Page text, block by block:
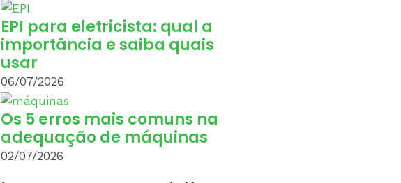
EPI para eletricista: qual a
importância e saiba quais
usar
06/07/2026
Os 5 erros mais comuns na
adequação de máquinas
02/07/2026